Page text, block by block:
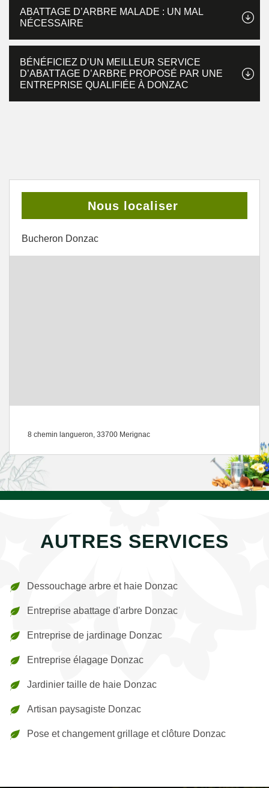
ABATTAGE D’ARBRE MALADE : UN MAL
NÉCESSAIRE
BÉNÉFICIEZ D’UN MEILLEUR SERVICE
D’ABATTAGE D’ARBRE PROPOSÉ PAR UNE
ENTREPRISE QUALIFIÉE À DONZAC
Nous localiser
Bucheron Donzac
8 chemin langueron, 33700 Merignac
AUTRES SERVICES
Dessouchage arbre et haie Donzac
Entreprise abattage d'arbre Donzac
Entreprise de jardinage Donzac
Entreprise élagage Donzac
Jardinier taille de haie Donzac
Artisan paysagiste Donzac
Pose et changement grillage et clôture Donzac